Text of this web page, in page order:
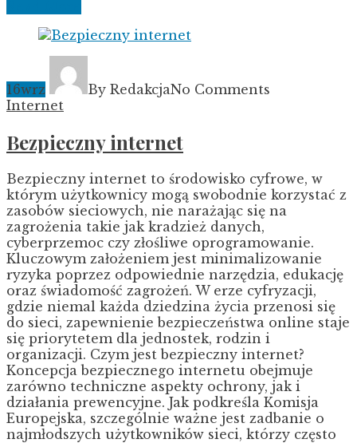
16wrz By RedakcjaNo Comments
Internet
Bezpieczny internet
Bezpieczny internet to środowisko cyfrowe, w
którym użytkownicy mogą swobodnie korzystać z
zasobów sieciowych, nie narażając się na
zagrożenia takie jak kradzież danych,
cyberprzemoc czy złośliwe oprogramowanie.
Kluczowym założeniem jest minimalizowanie
ryzyka poprzez odpowiednie narzędzia, edukację
oraz świadomość zagrożeń. W erze cyfryzacji,
gdzie niemal każda dziedzina życia przenosi się
do sieci, zapewnienie bezpieczeństwa online staje
się priorytetem dla jednostek, rodzin i
organizacji. Czym jest bezpieczny internet?
Koncepcja bezpiecznego internetu obejmuje
zarówno techniczne aspekty ochrony, jak i
działania prewencyjne. Jak podkreśla Komisja
Europejska, szczególnie ważne jest zadbanie o
najmłodszych użytkowników sieci, którzy często